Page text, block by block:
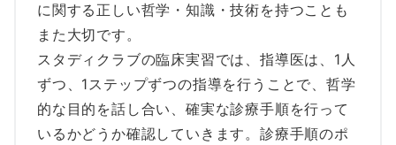
に関する正しい哲学・知識・技術を持つことも
また大切です。
スタディクラブの臨床実習では、指導医は、1人
ずつ、1ステップずつの指導を行うことで、哲学
的な目的を話し合い、確実な診療手順を行って
いるかどうか確認していきます。診療手順のポ